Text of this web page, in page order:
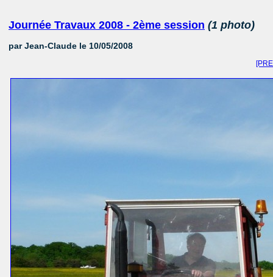
Journée Travaux 2008 - 2ème session (1 photo)
parJean-Claude le 10/05/2008